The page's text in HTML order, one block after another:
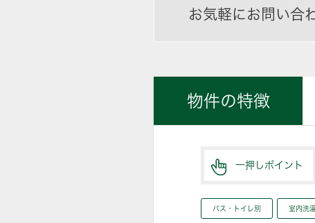
お気軽にお問い合
物件の特徴
一押しポイント
バス・トイレ別 室内洗